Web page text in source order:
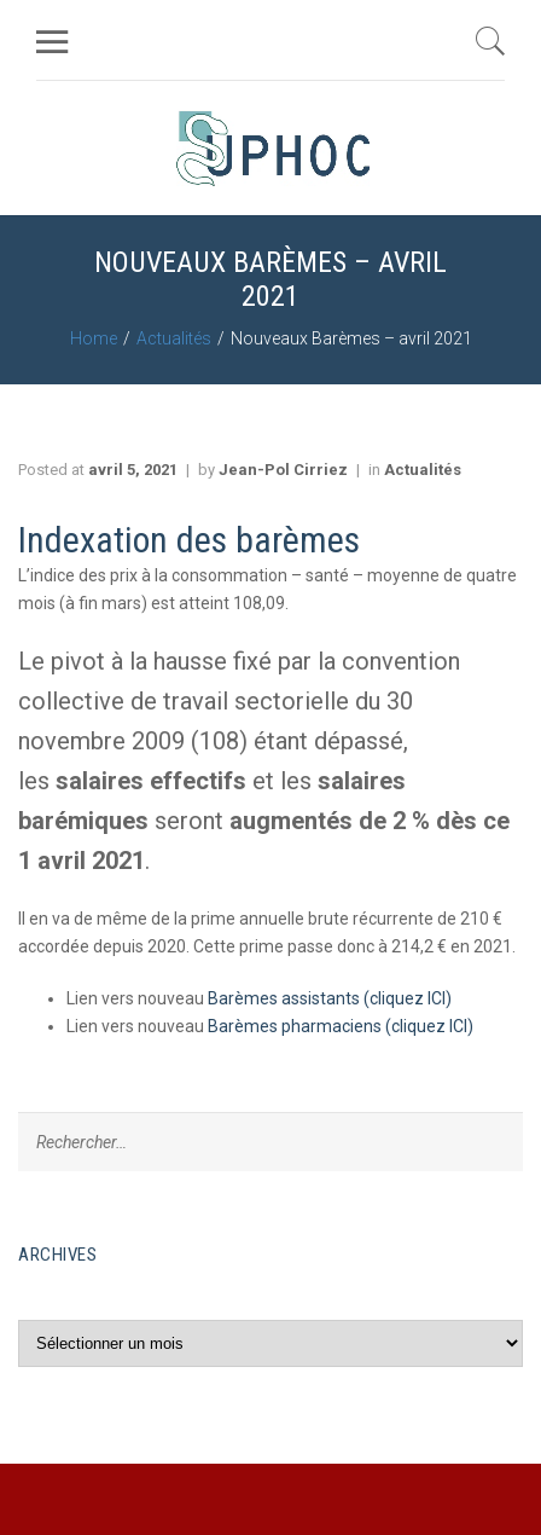
NOUVEAUX BARÈMES – AVRIL
2021
Home Actualités Nouveaux Barèmes – avril 2021
Posted at avril 5, 2021 by Jean-Pol Cirriez in Actualités
Indexation des barèmes
L’indice des prix à la consommation – santé – moyenne de quatre
mois (à fin mars) est atteint 108,09.
Le pivot à la hausse fixé par la convention
collective de travail sectorielle du 30
novembre 2009 (108) étant dépassé,
les salaires effectifs et les salaires
barémiques seront augmentés de 2 % dès ce
1 avril 2021.
Il en va de même de la prime annuelle brute récurrente de 210 €
accordée depuis 2020. Cette prime passe donc à 214,2 € en 2021.
Lien vers nouveau Barèmes assistants (cliquez ICI)
Lien vers nouveau Barèmes pharmaciens (cliquez ICI)
ARCHIVES